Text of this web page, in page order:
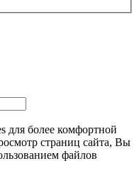
для более комфортной
страниц сайта, Вы
файлов